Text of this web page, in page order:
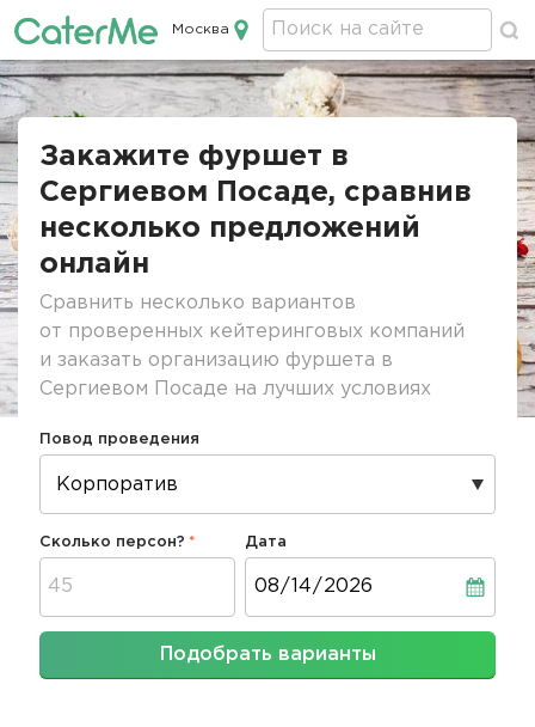
Кейтеринг в Москве
Москва
Строка
Закажите фуршет в
Сергиевом Посаде, сравнив
несколько предложений
онлайн
Сравнить несколько вариантов
от проверенных кейтеринговых компаний
и заказать организацию фуршета в
Сергиевом Посаде на лучших условиях
Повод проведения
Сколько персон? Дата
Подобрать варианты